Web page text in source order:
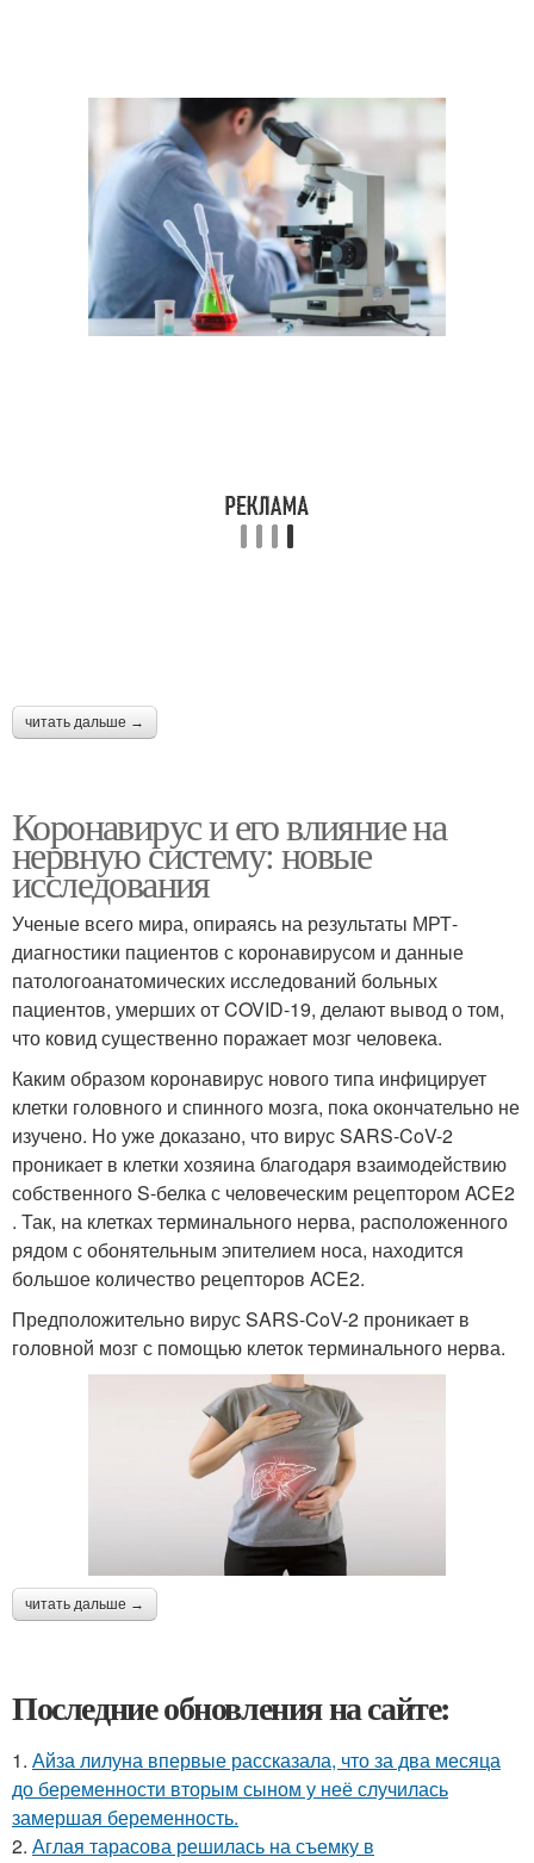
читать дальше →
Коронавирус и его влияние на
нервную систему: новые
исследования
Ученые всего мира, опираясь на результаты МРТ-
диагностики пациентов с коронавирусом и данные
патологоанатомических исследований больных
пациентов, умерших от COVID-19, делают вывод о том,
что ковид существенно поражает мозг человека.
Каким образом коронавирус нового типа инфицирует
клетки головного и спинного мозга, пока окончательно не
изучено. Но уже доказано, что вирус SARS-CoV-2
проникает в клетки хозяина благодаря взаимодействию
собственного S-белка с человеческим рецептором ACE2
. Так, на клетках терминального нерва, расположенного
рядом с обонятельным эпителием носа, находится
большое количество рецепторов ACE2.
Предположительно вирус SARS-CoV-2 проникает в
головной мозг с помощью клеток терминального нерва.
читать дальше →
Последние обновления на сайте:
1. Айза лилуна впервые рассказала, что за два месяца
до беременности вторым сыном у неё случилась
замершая беременность.
2. Аглая тарасова решилась на съемку в